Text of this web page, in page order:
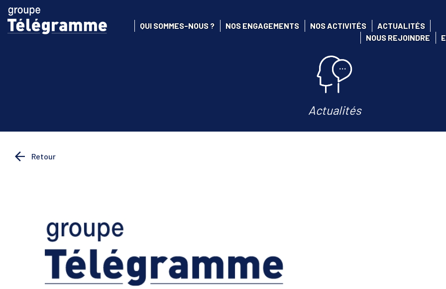
QUI SOMMES-NOUS ? NOS ENGAGEMENTS NOS ACTIVITÉS
ACTUALITÉS
NOUS REJOINDRE
Actualités
Retour